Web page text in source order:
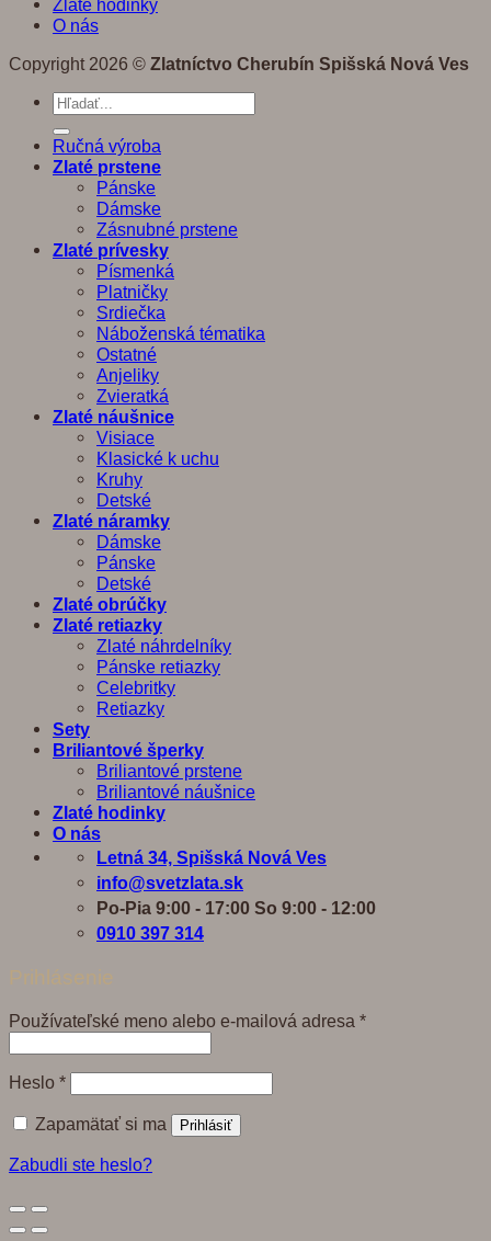
Zlaté hodinky
O nás
Copyright 2026 © Zlatníctvo Cherubín Spišská Nová Ves
Hľadať:
Ručná výroba
Zlaté prstene
Pánske
Dámske
Zásnubné prstene
Zlaté prívesky
Písmenká
Platničky
Srdiečka
Náboženská tématika
Ostatné
Anjeliky
Zvieratká
Zlaté náušnice
Visiace
Klasické k uchu
Kruhy
Detské
Zlaté náramky
Dámske
Pánske
Detské
Zlaté obrúčky
Zlaté retiazky
Zlaté náhrdelníky
Pánske retiazky
Celebritky
Retiazky
Sety
Briliantové šperky
Briliantové prstene
Briliantové náušnice
Zlaté hodinky
O nás
Letná 34, Spišská Nová Ves
info@svetzlata.sk
Po-Pia 9:00 - 17:00 So 9:00 - 12:00
0910 397 314
Prihlásenie
Používateľské meno alebo e-mailová adresa *Povinné
Heslo *Povinné
Zapamätať si ma Prihlásiť
Zabudli ste heslo?